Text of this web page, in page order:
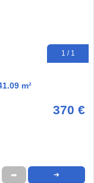
1 / 1
m²
370 €
➦ ➜